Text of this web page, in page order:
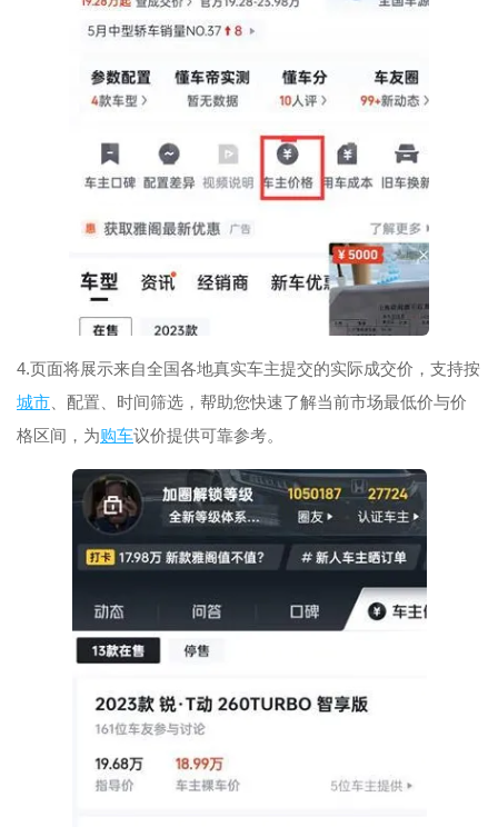
4.页面将展示来自全国各地真实车主提交的实际成交价，支持按
城市 、配置、时间筛选，帮助您快速了解当前市场最低价与价
格区间，为购车议价提供可靠参考。